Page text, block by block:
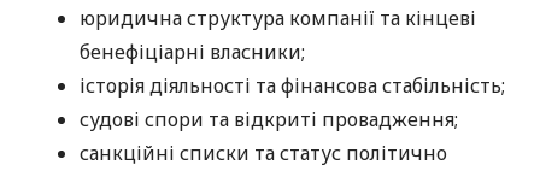
юридична структура компанії та кінцеві
бенефіціарні власники;
історія діяльності та фінансова стабільність;
судові спори та відкриті провадження;
санкційні списки та статус політично